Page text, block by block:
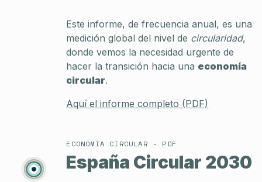
Este informe, de frecuencia anual, es una
medición global del nivel de circularidad,
donde vemos la necesidad urgente de
hacer la transición hacia una economía
circular.
Aquí el informe completo (PDF)
ECONOMÍA CIRCULAR - PDF
España Circular 2030